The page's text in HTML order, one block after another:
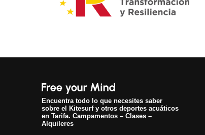
Encuentra todo lo que necesites saber
sobre el Kitesurf y otros deportes acuáticos
en Tarifa. Campamentos – Clases –
Alquileres